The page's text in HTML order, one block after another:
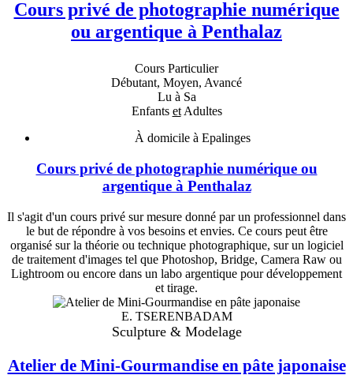
Cours privé de photographie numérique
ou argentique à Penthalaz
Cours Particulier
Débutant, Moyen, Avancé
Lu à Sa
Enfants etAdultes
À domicile à Epalinges
Cours privé de photographie numérique ou
argentique à Penthalaz
Il s'agit d'un cours privé sur mesure donné par un professionnel dans
le but de répondre à vos besoins et envies. Ce cours peut être
organisé sur la théorie ou technique photographique, sur un logiciel
de traitement d'images tel que Photoshop, Bridge, Camera Raw ou
Lightroom ou encore dans un labo argentique pour développement
et tirage.
E. TSERENBADAM
Sculpture & Modelage
Atelier de Mini-Gourmandise en pâte japonaise